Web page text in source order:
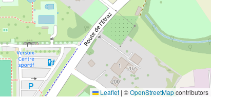
Leaflet | ©OpenStreetMapcontributors